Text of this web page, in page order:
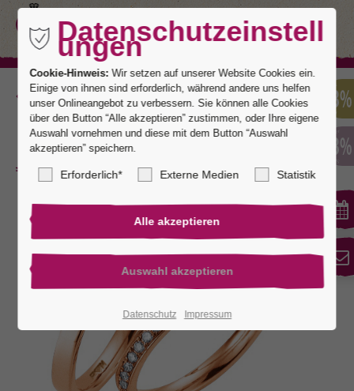
Zurück
Love Story 5
Datenschutzeinstell
ungen
Cookie-Hinweis: Wir setzen auf unserer Website Cookies ein.
Einige von ihnen sind erforderlich, während andere uns helfen
unser Onlineangebot zu verbessern. Sie können alle Cookies
über den Button “Alle akzeptieren” zustimmen, oder Ihre eigene
Auswahl vornehmen und diese mit dem Button “Auswahl
akzeptieren” speichern.
Erforderlich* Externe Medien Statistik
Datenschutz Impressum